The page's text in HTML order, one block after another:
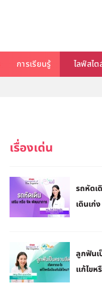
การเรียนรู้ ไลฟ์สไต
รถหัดเ
เดินเก่
ลูกฟันเ
แก้ไขห